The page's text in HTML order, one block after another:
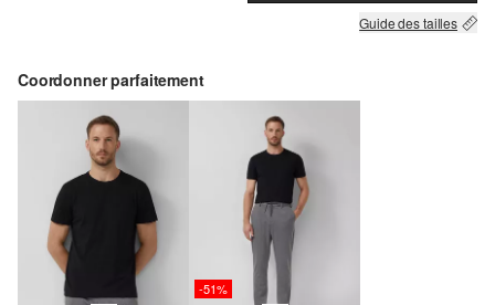
Guide des tailles
Coordonner parfaitement
-51%